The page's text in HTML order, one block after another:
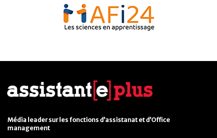
Média leader sur les fonctions d’assistanat et d’Office
management